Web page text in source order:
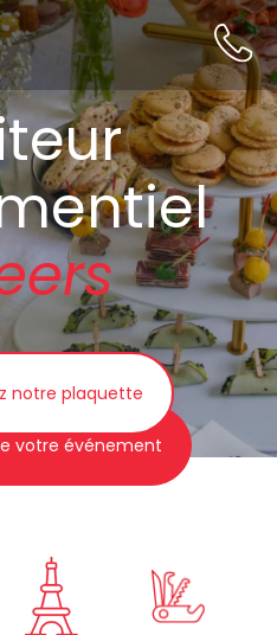
votre événement
notre plaquette